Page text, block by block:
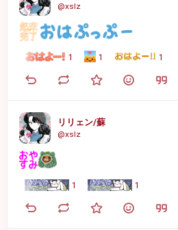
@xslz
1 1 1
リリェン/蘇
@xslz
1 1